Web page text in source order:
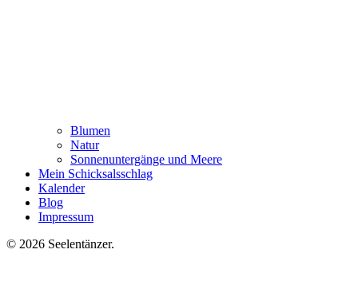
Blumen
Natur
Sonnenuntergänge und Meere
Mein Schicksalsschlag
Kalender
Blog
Impressum
© 2026 Seelentänzer.